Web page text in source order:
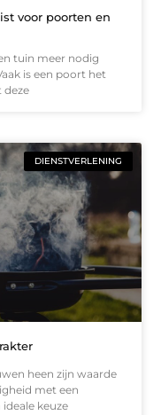
voor poorten en
tuin meer nodig
is een poort het
deze
DIENSTVERLENING
heen zijn waarde
met een
keuze